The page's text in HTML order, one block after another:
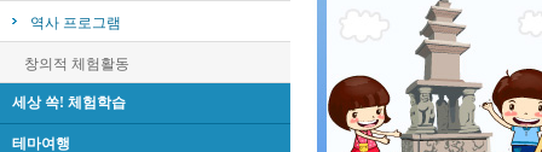
역사 프로그램
창의적 체험활동
세상 쏙! 체험학습
테마여행